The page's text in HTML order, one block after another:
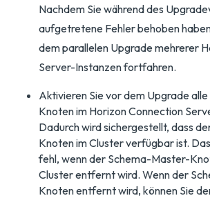
Nachdem Sie während des
aufgetretene Fehler behoben
dem parallelen Upgrade mehrerer
Server-Instanzen fortfahren.
Aktivieren Sie vor dem Upgrade
Knoten im Horizon Connection
Dadurch wird sichergestellt, dass
Knoten im Cluster verfügbar ist.
fehl, wenn der Schema-Master-
Cluster entfernt wird. Wenn der
Knoten entfernt wird, können Sie